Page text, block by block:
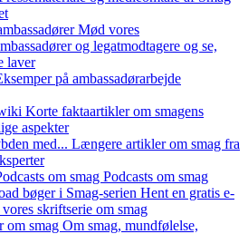
Mød vores
og legatmodtagere og se,
laver
på ambassadørarbejde
Korte faktaartikler om smagens
aspekter
med... Længere artikler om smag fra
om smag Podcasts om smag
bøger i Smag-serien Hent en gratis e-
skriftserie om smag
om smag Om smag, mundfølelse,